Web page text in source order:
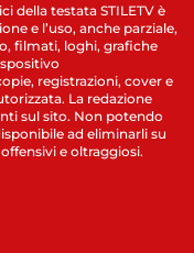
della testata STILETV è
e l’uso, anche parziale,
filmati, loghi, grafiche
registrazioni, cover e
La redazione
sul sito. Non potendo
ad eliminarli su
e oltraggiosi.